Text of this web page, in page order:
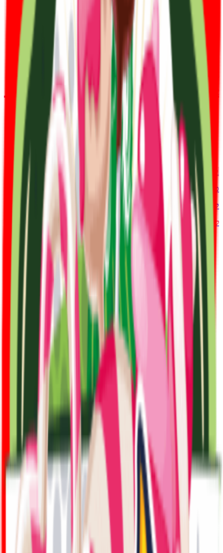
קופון
טעימים
קופון לרול אפס 8% הנחה!
לקופון ←
קופון
טעימים
קוד קופון לטעימים 8% הנחה על כל האתר!
לקופון ←
קטגוריות